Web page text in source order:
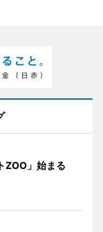
ZOO」始まる